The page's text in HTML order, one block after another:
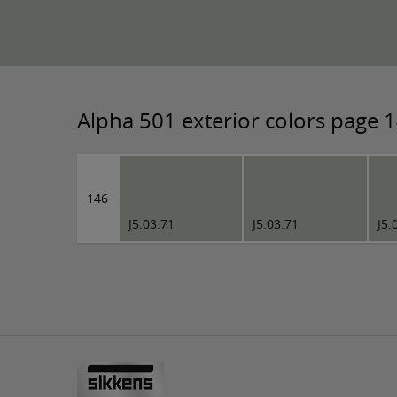
Alpha 501 exterior colors page
146
J5.03.71
J5.03.71